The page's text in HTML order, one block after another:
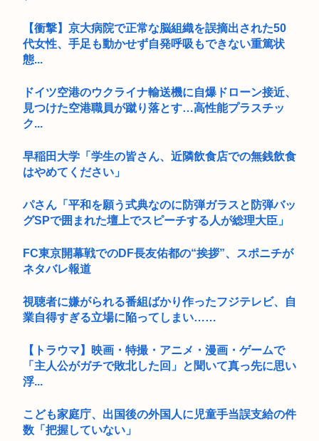
【衝撃】京大病院で正常な脳組織を誤摘出された50
代女性、手足も動かせず自発呼吸もできない重篤状
態...
ドイツ空港のウクライナ輸送機に自爆ドローン接近、
見つけた空港職員が蹴り落とす…高性能プラスチッ
ク...
早稲田大学「学生の皆さん、近隣飲食店での無銭飲食
はやめてください」
パさん「平和を願う式典なのに防弾ガラスと防弾バッ
グSPで囲まれた壇上でスピーチする人が総理大臣」
FC東京開幕戦でのDF長友佑都の“挨拶”、スポニチが
ネタバレ報道
視聴者に嫌がられる番組ばかり作ったフジテレビ、自
業自得すぎる立場に陥ってしまい……
【トラウマ】映画・特撮・アニメ・漫画・ゲームで
「主人公がガチで敗北した回」と聞いて真っ先に思い
浮...
こども家庭庁、出国後の外国人に児童手当誤支給の件
数「把握していない」